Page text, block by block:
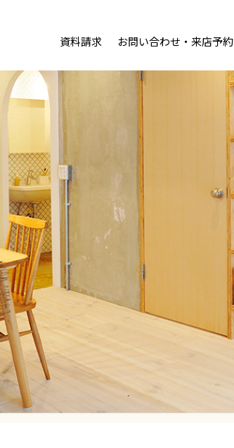
資料請求 お問い合わせ・来店予約